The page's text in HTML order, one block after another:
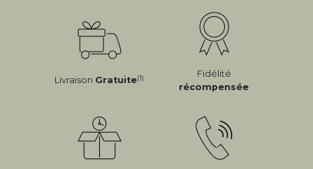
Livraison Gratuite(1)
Fidélité
récompensée